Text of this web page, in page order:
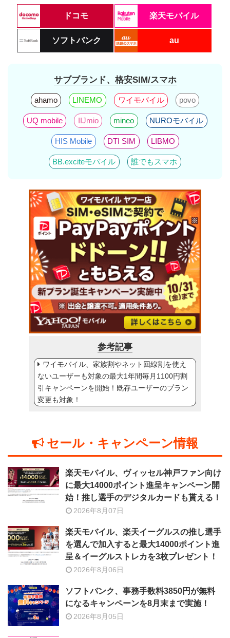
ドコモ 楽天モバイル
ソフトバンク au
サブブランド、格安SIM/スマホ
ahamo LINEMO ワイモバイル povo
UQ mobile IIJmio mineo NUROモバイル
HIS Mobile DTI SIM LIBMO
BB.exciteモバイル 誰でもスマホ
参考記事
ワイモバイル、家族割やネット回線割を使え
ないユーザーも対象の最大1年間毎月1100円割
引キャンペーンを開始！既存ユーザーのプラン
変更も対象！
セール・キャンペーン情報
楽天モバイル、ヴィッセル神戸ファン向け
に最大14000ポイント進呈キャンペーン開
始！推し選手のデジタルカードも貰える！
2026年8月07日
楽天モバイル、楽天イーグルスの推し選手
を選んで加入すると最大14000ポイント進
呈＆イーグルストレカを3枚プレゼント！
2026年8月06日
ソフトバンク、事務手数料3850円が無料
になるキャンペーンを8月末まで実施！
2026年8月05日